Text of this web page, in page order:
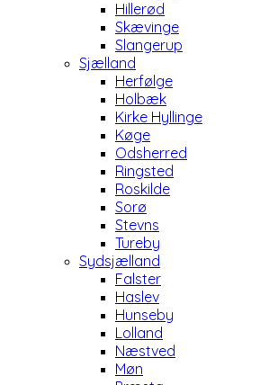
Hillerød
Skævinge
Slangerup
Sjælland
Herfølge
Holbæk
Kirke Hyllinge
Køge
Odsherred
Ringsted
Roskilde
Sorø
Stevns
Tureby
Sydsjælland
Falster
Haslev
Hunseby
Lolland
Næstved
Møn